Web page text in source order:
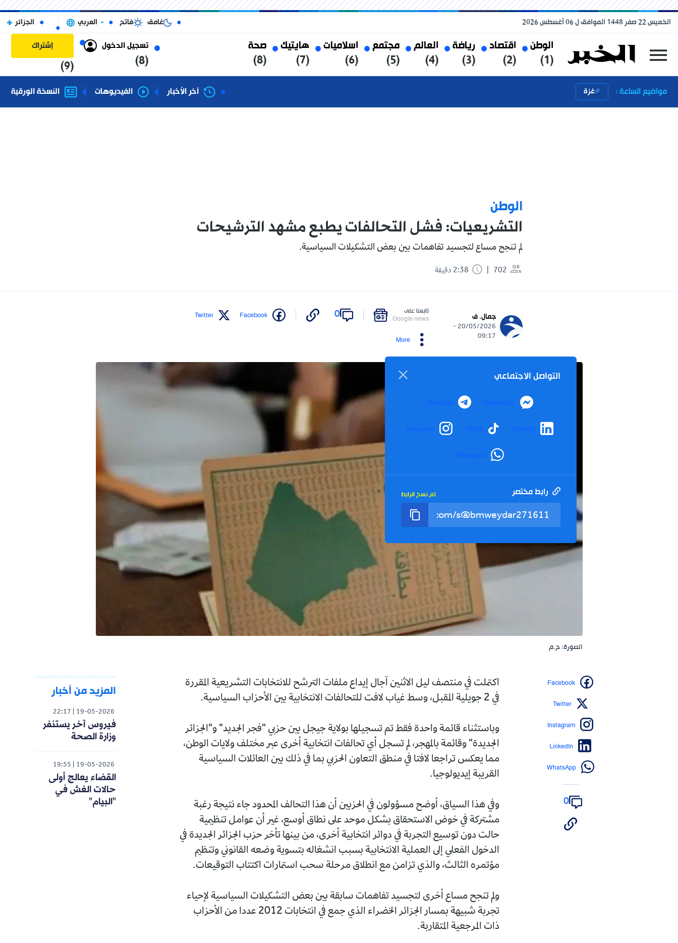
الوطن
(1)
اقتصاد
(2)
رياضة
(3)
العالم
(4)
مجتمع
(5)
اسلاميات
(6)
هايتيك
(7)
صحة
(8)
تسجيل الدخول
(8)
إشتراك
(9)
الخميس 22 صفر 1448 الموافق ل 06 أغسطس 2026 غامق فاتح العربي الجزائر
مواضيع الساعة : غزة آخر الأخبار الفيديوهات النسخة الورقية
الوطن
التشريعيات: فشل التحالفات يطبع مشهد الترشيحات
لم تنجح مساع لتجسيد تفاهمات بين بعض التشكيلات السياسية.
702
جمال. ف
20/05/2026 -
09:17
تابعنا على
Google news
0
Facebook
Twitter
More
التواصل الاجتماعي
Messenger
Telegram
LinkedIn
TikTok
Instagram
WhatsApp
رابط مختصر تم نسخ الرابط
الصورة: ح.م
اكتملت في منتصف ليل الاثنين آجال إيداع ملفات الترشح للانتخابات التشريعية المقررة
في 2 جويلية المقبل، وسط غياب لافت للتحالفات الانتخابية بين الأحزاب السياسية.
وباستثناء قائمة واحدة فقط تم تسجيلها بولاية جيجل بين حزبي "فجر الجديد" و"الجزائر
الجديدة" وقائمة بالمهجر، لم تسجل أي تحالفات انتخابية أخرى عبر مختلف ولايات الوطن،
مما يعكس تراجعا لافتا في منطق التعاون الحزبي بما في ذلك بين العائلات السياسية
القريبة إيديولوجيا.
وفي هذا السياق، أوضح مسؤولون في الحزبين أن هذا التحالف المحدود جاء نتيجة رغبة
مشتركة في خوض الاستحقاق بشكل موحد على نطاق أوسع، غير أن عوامل تنظيمية
حالت دون توسيع التجربة في دوائر انتخابية أخرى، من بينها تأخر حزب الجزائر الجديدة في
الدخول الفعلي إلى العملية الانتخابية بسبب انشغاله بتسوية وضعه القانوني وتنظيم
مؤتمره الثالث، والذي تزامن مع انطلاق مرحلة سحب استمارات اكتتاب التوقيعات.
ولم تنجح مساع أخرى لتجسيد تفاهمات سابقة بين بعض التشكيلات السياسية لإحياء
تجربة شبيهة بمسار الجزائر الخضراء الذي جمع في انتخابات 2012 عددا من الأحزاب
ذات المرجعية المتقاربة.
Facebook
Twitter
Instagram
LinkedIn
WhatsApp
0
المزيد من أخبار
19-05-2026
22:17
فيروس آخر يستنفر
وزارة الصحة
19-05-2026
19:55
القضاء يعالج أولى
حالات الغش في
"البيام"